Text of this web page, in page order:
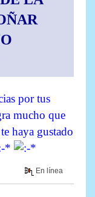
por tus
mucho que
haya gustado
En línea